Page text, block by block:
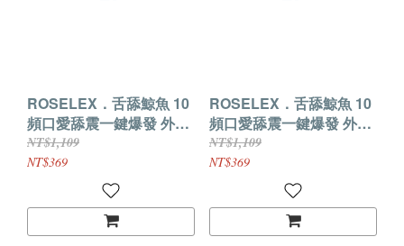
ROSELEX．舌舔鯨魚 10
頻口愛舔震一鍵爆發 外出
夾著高潮穿戴跳蛋【綠
色】
NT$1,109
NT$369
ROSELEX．舌舔鯨魚 10
頻口愛舔震一鍵爆發 外出
夾著高潮穿戴跳蛋【粉
色】
NT$1,109
NT$369